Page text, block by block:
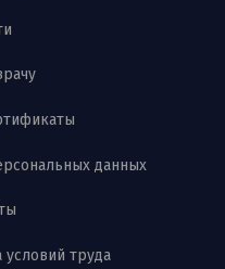
данных
труда